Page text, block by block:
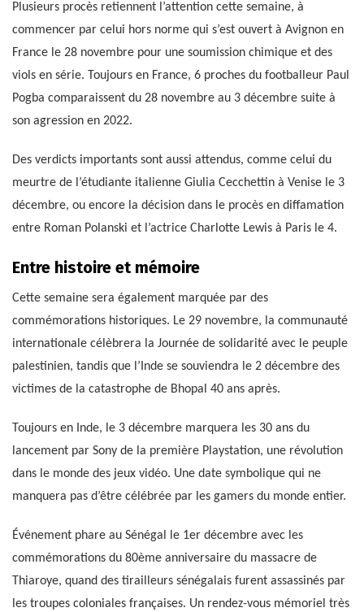
Plusieurs procès retiennent l’attention cette semaine, à
commencer par celui hors norme qui s’est ouvert à Avignon en
France le 28 novembre pour une soumission chimique et des
viols en série. Toujours en France, 6 proches du footballeur Paul
Pogba comparaissent du 28 novembre au 3 décembre suite à
son agression en 2022.
Des verdicts importants sont aussi attendus, comme celui du
meurtre de l’étudiante italienne Giulia Cecchettin à Venise le 3
décembre, ou encore la décision dans le procès en diffamation
entre Roman Polanski et l’actrice Charlotte Lewis à Paris le 4.
Entre histoire et mémoire
Cette semaine sera également marquée par des
commémorations historiques. Le 29 novembre, la communauté
internationale célèbrera la Journée de solidarité avec le peuple
palestinien, tandis que l’Inde se souviendra le 2 décembre des
victimes de la catastrophe de Bhopal 40 ans après.
Toujours en Inde, le 3 décembre marquera les 30 ans du
lancement par Sony de la première Playstation, une révolution
dans le monde des jeux vidéo. Une date symbolique qui ne
manquera pas d’être célébrée par les gamers du monde entier.
Événement phare au Sénégal le 1er décembre avec les
commémorations du 80ème anniversaire du massacre de
Thiaroye, quand des tirailleurs sénégalais furent assassinés par
les troupes coloniales françaises. Un rendez-vous mémoriel très